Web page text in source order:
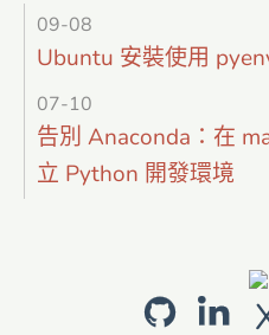
09-08
Ubuntu 安裝使用
07-10
告別 Anaconda：在
立 Python 開發環境